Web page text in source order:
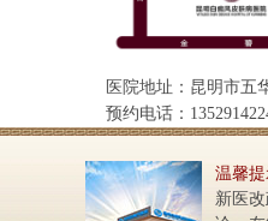
医院地址：昆明市五
预约电话：
温馨提
新医